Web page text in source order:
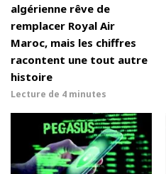
algérienne rêve de
remplacer Royal Air
Maroc, mais les chiffres
racontent une tout autre
histoire
Lecture de 4 minutes